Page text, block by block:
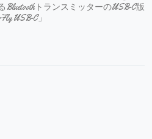
BluetoothトランスミッターのUSB-C版
USB-C」